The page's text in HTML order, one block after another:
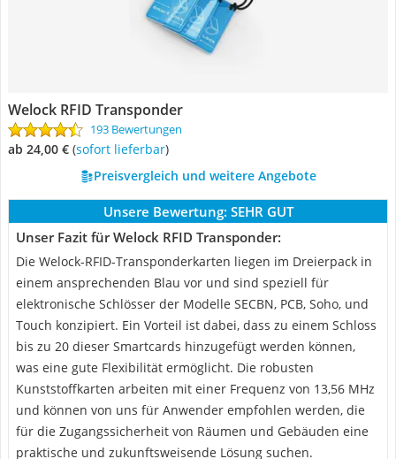
Welock RFID Transponder
193 Bewertungen
ab 24,00 € ( Sofort lieferbar)
Preisvergleich und weitere Angebote
Unsere Bewertung: SEHR GUT
Unser Fazit für Welock RFID Transponder:
Die Welock-RFID-Transponderkarten liegen im Dreierpack in
einem ansprechenden Blau vor und sind speziell für
elektronische Schlösser der Modelle SECBN, PCB, Soho, und
Touch konzipiert. Ein Vorteil ist dabei, dass zu einem Schloss
bis zu 20 dieser Smartcards hinzugefügt werden können,
was eine gute Flexibilität ermöglicht. Die robusten
Kunststoffkarten arbeiten mit einer Frequenz von 13,56 MHz
und können von uns für Anwender empfohlen werden, die
für die Zugangssicherheit von Räumen und Gebäuden eine
praktische und zukunftsweisende Lösung suchen.